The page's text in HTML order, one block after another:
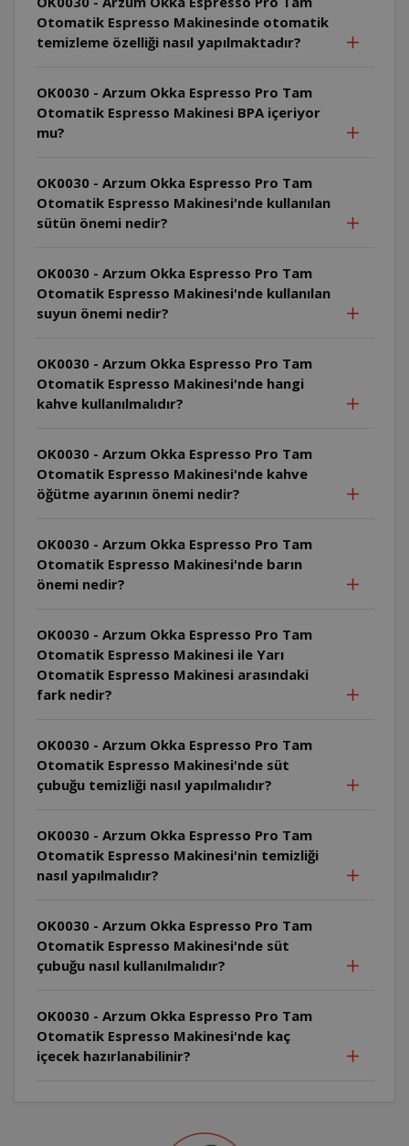
Otomatik Espresso Makinesinde otomatik
temizleme özelliği nasıl yapılmaktadır?
OK0030 - Arzum Okka Espresso Pro Tam
Otomatik Espresso Makinesi BPA içeriyor
mu?
OK0030 - Arzum Okka Espresso Pro Tam
Otomatik Espresso Makinesi'nde kullanılan
sütün önemi nedir?
OK0030 - Arzum Okka Espresso Pro Tam
Otomatik Espresso Makinesi'nde kullanılan
suyun önemi nedir?
OK0030 - Arzum Okka Espresso Pro Tam
Otomatik Espresso Makinesi'nde hangi
kahve kullanılmalıdır?
OK0030 - Arzum Okka Espresso Pro Tam
Otomatik Espresso Makinesi'nde kahve
öğütme ayarının önemi nedir?
OK0030 - Arzum Okka Espresso Pro Tam
Otomatik Espresso Makinesi'nde barın
önemi nedir?
OK0030 - Arzum Okka Espresso Pro Tam
Otomatik Espresso Makinesi ile Yarı
Otomatik Espresso Makinesi arasındaki
fark nedir?
OK0030 - Arzum Okka Espresso Pro Tam
Otomatik Espresso Makinesi'nde süt
çubuğu temizliği nasıl yapılmalıdır?
OK0030 - Arzum Okka Espresso Pro Tam
Otomatik Espresso Makinesi'nin temizliği
nasıl yapılmalıdır?
OK0030 - Arzum Okka Espresso Pro Tam
Otomatik Espresso Makinesi'nde süt
çubuğu nasıl kullanılmalıdır?
OK0030 - Arzum Okka Espresso Pro Tam
Otomatik Espresso Makinesi'nde kaç
içecek hazırlanabilinir?